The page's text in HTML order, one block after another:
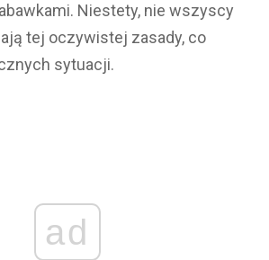
Niestety, nie wszyscy
tej oczywistej zasady, co
sytuacji.
ad